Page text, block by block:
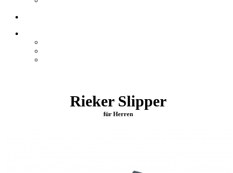
Rieker Slipper
für Herren